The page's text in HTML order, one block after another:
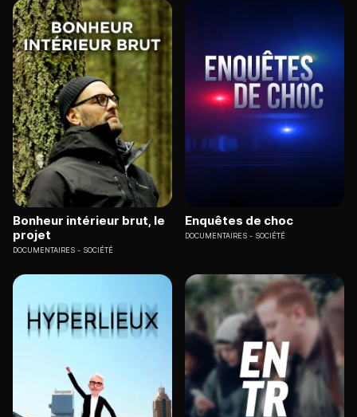
Bonheur intérieur brut, le
projet
DOCUMENTAIRES SOCIÉTÉ
Enquêtes de choc
DOCUMENTAIRES SOCIÉTÉ